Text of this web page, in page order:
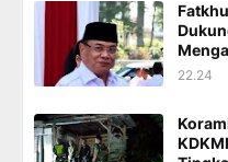
22.24